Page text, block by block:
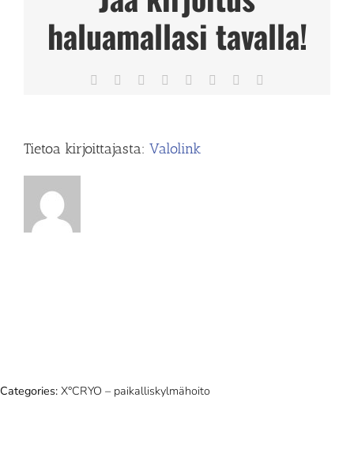
haluamallasi tavalla!
Facebook Reddit LinkedIn
TumblrPinterest
Tietoa kirjoittajasta: Valolink
Categories: X°CRYO – paikalliskylmähoito